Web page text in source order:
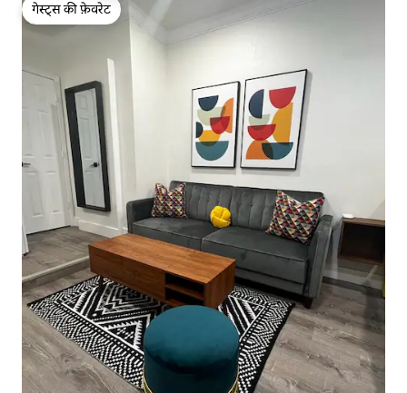
गेस्ट्स की फ़ेवरेट
गेस्ट्स की फ़ेवरेट